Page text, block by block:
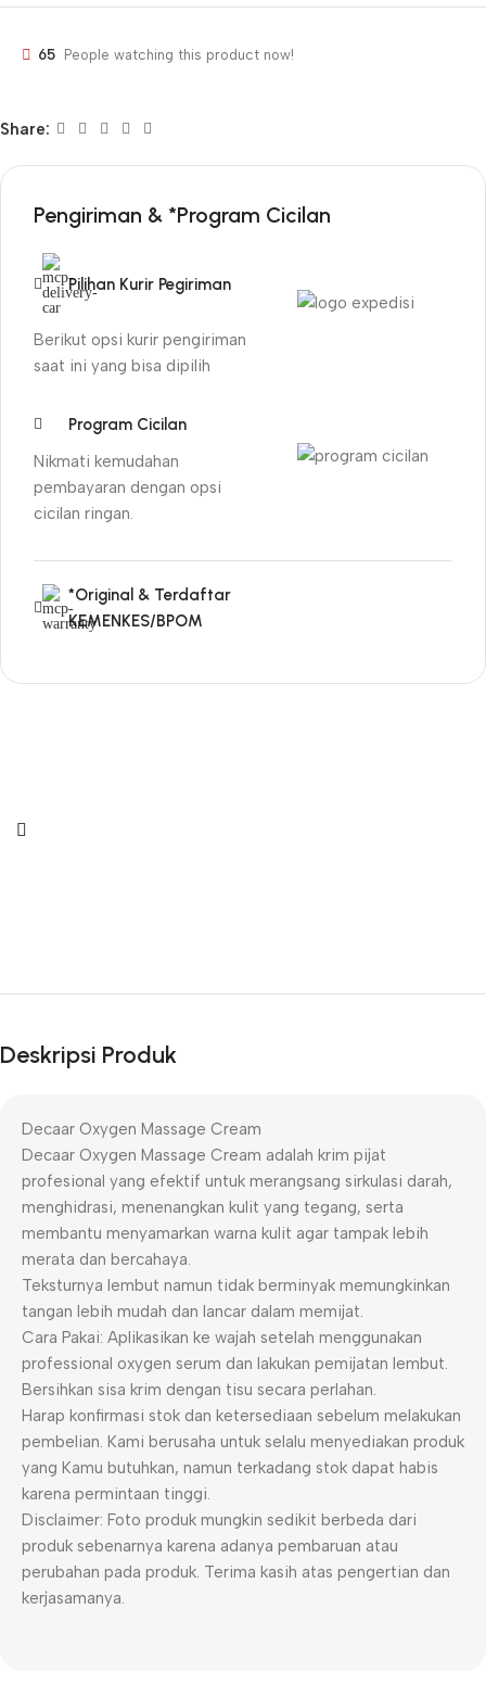
65 People watching this product now!
Share:
Pengiriman & *Program Cicilan
Pilihan Kurir Pegiriman
Berikut opsi kurir pengiriman
saat ini yang bisa dipilih
Program Cicilan
Nikmati kemudahan
pembayaran dengan opsi
cicilan ringan.
*Original & Terdaftar
KEMENKES/BPOM
Deskripsi Produk
Decaar Oxygen Massage Cream
Decaar Oxygen Massage Cream adalah krim pijat
profesional yang efektif untuk merangsang sirkulasi darah,
menghidrasi, menenangkan kulit yang tegang, serta
membantu menyamarkan warna kulit agar tampak lebih
merata dan bercahaya.
Teksturnya lembut namun tidak berminyak memungkinkan
tangan lebih mudah dan lancar dalam memijat.
Cara Pakai: Aplikasikan ke wajah setelah menggunakan
professional oxygen serum dan lakukan pemijatan lembut.
Bersihkan sisa krim dengan tisu secara perlahan.
Harap konfirmasi stok dan ketersediaan sebelum melakukan
pembelian. Kami berusaha untuk selalu menyediakan produk
yang Kamu butuhkan, namun terkadang stok dapat habis
karena permintaan tinggi.
Disclaimer: Foto produk mungkin sedikit berbeda dari
produk sebenarnya karena adanya pembaruan atau
perubahan pada produk. Terima kasih atas pengertian dan
kerjasamanya.